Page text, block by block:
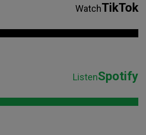
WatchTikTok
ListenSpotify